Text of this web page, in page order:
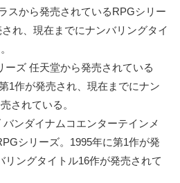
スから発売されているRPGシリー
れ、現在までにナンバリングタイ
ーズ 任天堂から発売されている
1作が発売され、現在までにナン
されている。
バンダイナムコエンターテインメ
シリーズ。1995年に第1作が発
ングタイトル16作が発売されて